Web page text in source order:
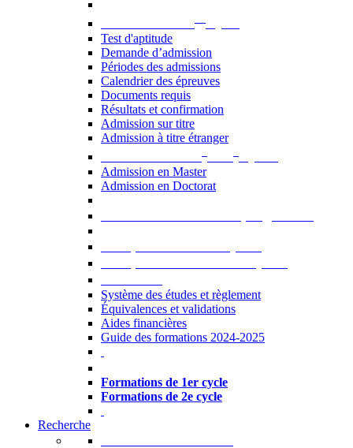
Test d'aptitude
Demande d’admission
Périodes des admissions
Calendrier des épreuves
Documents requis
Résultats et confirmation
Admission sur titre
Admission à titre étranger
Admission en Master
Admission en Doctorat
Système des études et règlement
Équivalences et validations
Aides financières
Guide des formations 2024-2025
Formations de 1er cycle
Formations de 2e cycle
Recherche